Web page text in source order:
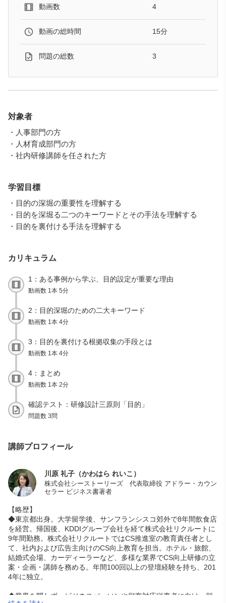
動画数 4
動画の総時間 15分
問題の総数 3
対象者
・人事部門の方
・人材育成部門の方
・社内研修講師を任された方
学習目標
・目的の深堀の重要性を理解する
・目的を深堀る二つのキーワードとその手法を理解する
・目的を裏付ける手法を理解する
カリキュラム
1：ある事例から学ぶ、目的設定が重要な理由
動画数 1本 5分
2：目的深堀のための二大キーワード
動画数 1本 4分
3：目的を裏付ける根拠収集の手段とは
動画数 1本 4分
4：まとめ
動画数 1本 2分
確認テスト：研修設計三原則「目的」
問題数 3問
講師プロフィール
川原 礼子（かわはら れいこ）
株式会社シーストーリーズ 代表取締役 アドラー・カウン
セラー ビジネス書著者
【略歴】
◆東京都出身。大学留学後、サンフランシスコ郊外で8年間飲食店
を経営。帰国後、KDDIグループ会社を経て株式会社リクルートに
9年間勤務。株式会社リクルートではCS推進室の教育責任者とし
て、社内および広告主向けのCS向上教育を担当。ホテル・旅館、
結婚式会場、カーディーラーなど、多様な業界でCS向上研修の立
案・企画・講師を務める。年間100回以上の登壇経験を持ち、201
4年に独立。
◆業界を問わず、ビジネスパーソンや顧客対応従事者に向け、顧